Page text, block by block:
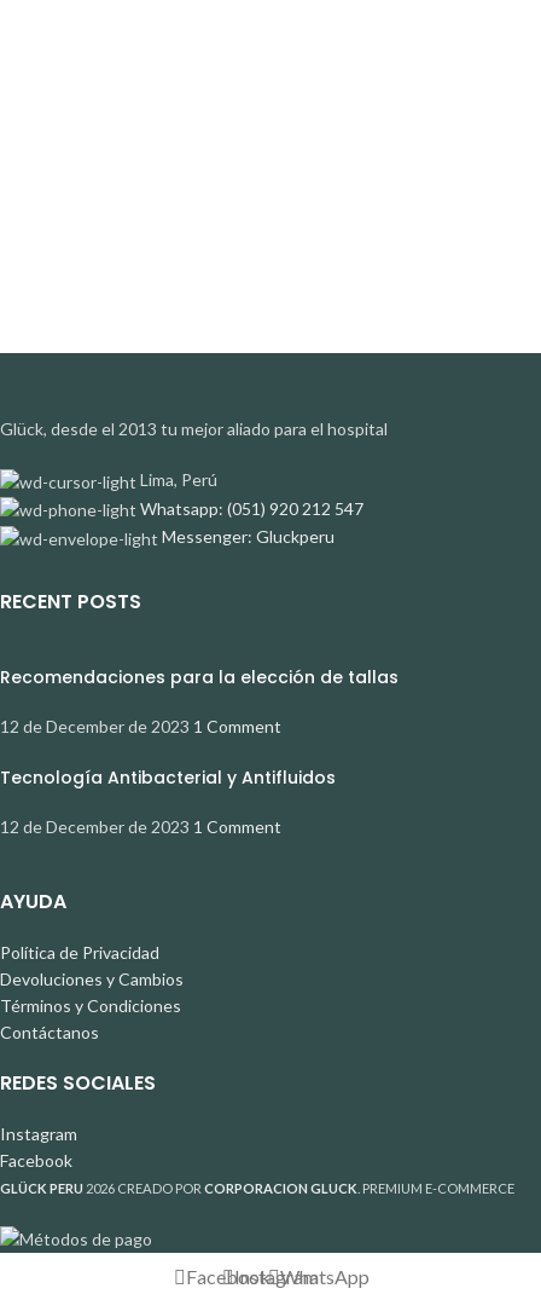
Glück, desde el 2013 tu mejor aliado para el hospital
Lima, Perú
Whatsapp: (051) 920 212 547
Messenger: Gluckperu
RECENT POSTS
Recomendaciones para la elección de tallas
12 de December de 2023 1 Comment
Tecnología Antibacterial y Antifluidos
12 de December de 2023 1 Comment
AYUDA
Política de Privacidad
Devoluciones y Cambios
Términos y Condiciones
Contáctanos
REDES SOCIALES
Instagram
Facebook
GLÜCK PERU 2026 CREADO POR CORPORACION GLUCK . PREMIUM E-COMMERCE
FacebookInstagramWhatsApp